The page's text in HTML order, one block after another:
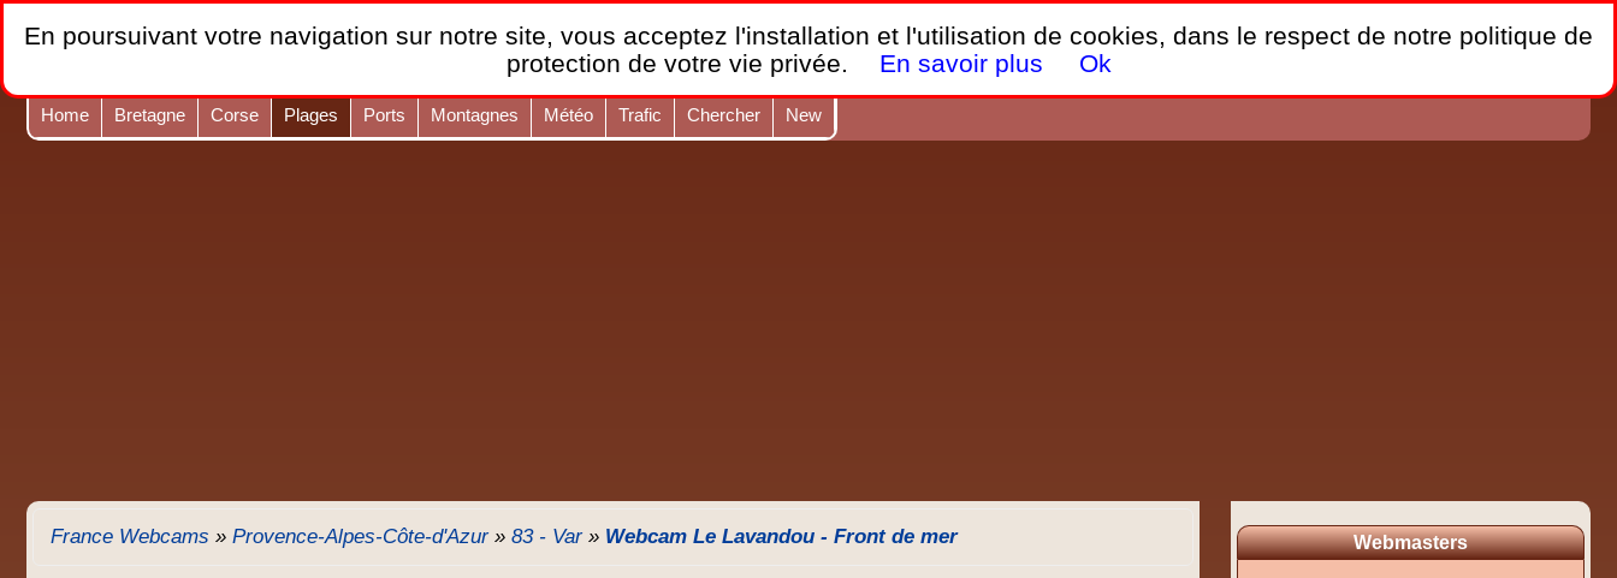
France Webcams,
Les webcams sur mobiles, portables et PC.
Home Bretagne Corse Plages Ports Montagnes Météo Trafic Chercher New
France Webcams » Provence-Alpes-Côte-d'Azur» 83 - Var» Webcam Le Lavandou - Front de mer Webmasters
En poursuivant votre navigation sur notre site, vous acceptez l'installation et l'utilisation de cookies, dans le respect de notre politique de
protection de votre vie privée.
En savoir plus Ok